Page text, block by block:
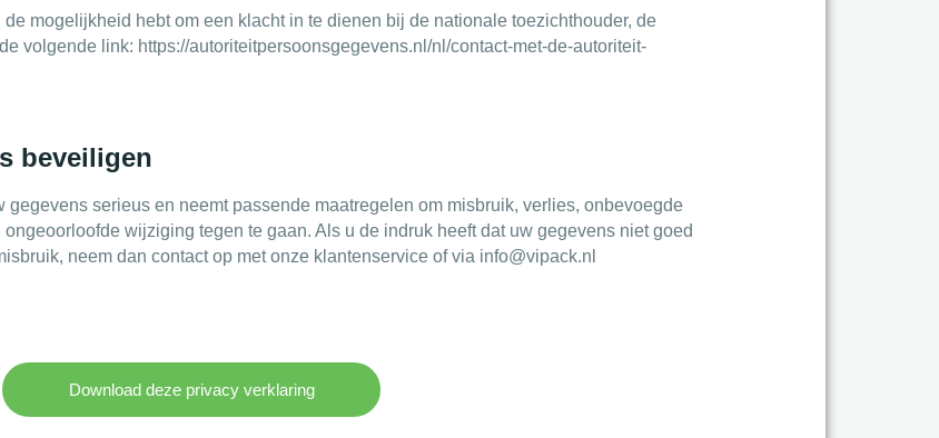
mogelijkheid hebt om een klacht in te dienen bij de nationale toezichthouder, de
volgende link: https://autoriteitpersoonsgegevens.nl/nl/contact-met-de-autoriteit-
beveiligen
gegevens serieus en neemt passende maatregelen om misbruik, verlies, onbevoegde
wijziging tegen te gaan. Als u de indruk heeft dat uw gegevens niet goed
neem dan contact op met onze klantenservice of via info@vipack.nl
Download deze privacy verklaring